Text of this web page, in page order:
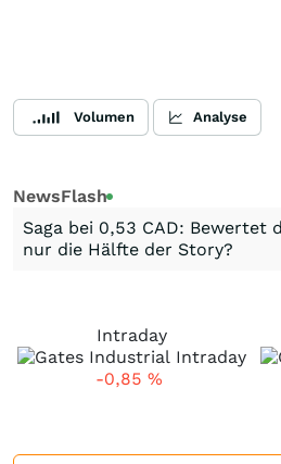
Volumen Analyse
NewsFlash
Saga bei 0,53 CAD: Bewertet
nur die Hälfte der Story?
Intraday
-0,85 %